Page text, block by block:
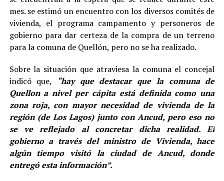
mes. se estimó un encuentro con los diversos comités de
vivienda, el programa campamento y personeros de
gobierno para dar certeza de la compra de un terreno
para la comuna de Quellón, pero no se ha realizado.
Sobre la situación que atraviesa la comuna el concejal
indicó que,
“hay que destacar que la comuna de
Quellon a nivel per cápita está definida como una
zona roja, con mayor necesidad de vivienda de la
región (de Los Lagos) junto con Ancud, pero eso no
se ve reflejado al concretar dicha realidad. El
gobierno a través del ministro de Vivienda, hace
algún tiempo visitó la ciudad de Ancud, donde
entregó esta información”.